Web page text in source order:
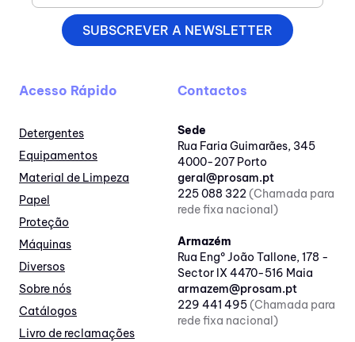
SUBSCREVER A NEWSLETTER
Acesso Rápido
Detergentes
Equipamentos
Material de Limpeza
Papel
Proteção
Máquinas
Diversos
Sobre nós
Catálogos
Livro de reclamações
Contactos
Sede
Rua Faria Guimarães, 345
4000-207 Porto
geral@prosam.pt
225 088 322(Chamada para
rede fixa nacional)
Armazém
Rua Engº João Tallone, 178 -
Sector IX 4470-516 Maia
armazem@prosam.pt
229 441 495(Chamada para
rede fixa nacional)